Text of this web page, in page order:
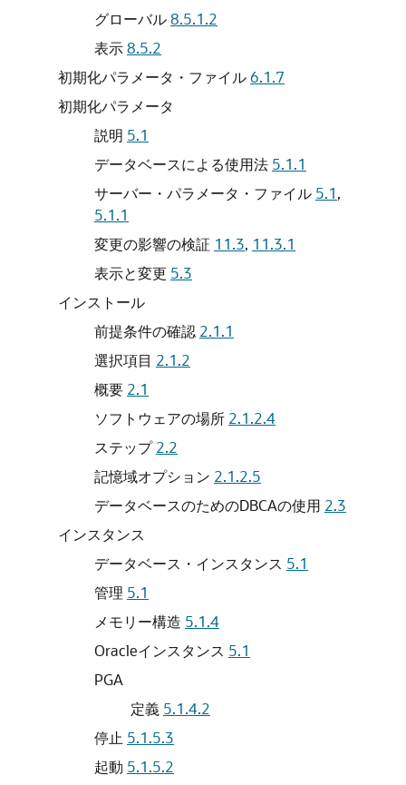
グローバル8.5.1.2
表示8.5.2
初期化パラメータ・ファイル6.1.7
初期化パラメータ
説明 5.1
データベースによる使用法 5.1.1
サーバー・パラメータ・ファイル 5.1,
5.1.1
変更の影響の検証 11.3, 11.3.1
表示と変更 5.3
インストール
前提条件の確認 2.1.1
選択項目 2.1.2
概要 2.1
ソフトウェアの場所 2.1.2.4
ステップ2.2
記憶域オプション 2.1.2.5
データベースのためのDBCAの使用 2.3
インスタンス
データベース・インスタンス 5.1
管理 5.1
メモリー構造 5.1.4
Oracleインスタンス 5.1
PGA
定義 5.1.4.2
停止 5.1.5.3
起動 5.1.5.2